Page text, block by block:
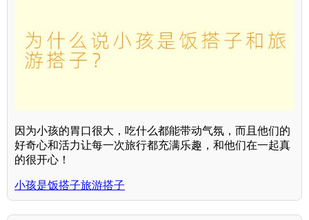
因为小孩的胃口很大，吃什么都能带动气氛，而且他们的
好奇心和活力让每一次旅行都充满乐趣，和他们在一起真
的很开心！
小孩是饭搭子旅游搭子